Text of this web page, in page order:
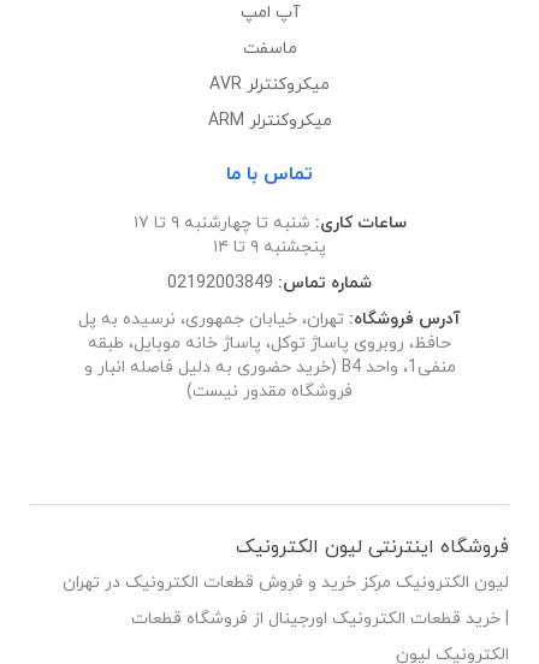
آپ امپ
ماسفت
میکروکنترلر AVR
میکروکنترلر ARM
تماس با ما
ساعات کاری: شنبه تا چهارشنبه ۹ تا ۱۷
پنجشنبه ۹ تا ۱۴
شماره تماس: 02192003849
آدرس فروشگاه: تهران، خیابان جمهوری، نرسیده به پل
حافظ، روبروی پاساژ توکل، پاساژ خانه موبایل، طبقه
منفی1، واحد B4 (خرید حضوری به دلیل فاصله انبار و
فروشگاه مقدور نیست)
فروشگاه اینترنتی لیون الکترونیک
لیون الکترونیک مرکز خرید و فروش قطعات الکترونیک در تهران
| خرید قطعات الکترونیک اورجینال از فروشگاه قطعات
الکترونیک لیون